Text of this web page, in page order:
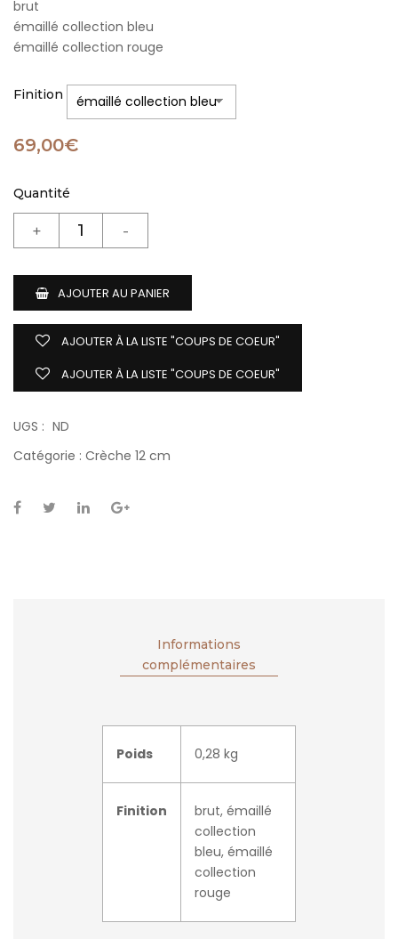
brut
émaillé collection bleu
émaillé collection rouge
Finition
69,00€
Quantité
AJOUTER AU PANIER
AJOUTER À LA LISTE "COUPS DE COEUR"
AJOUTER À LA LISTE "COUPS DE COEUR"
UGS : ND
Catégorie : Crèche 12 cm
Informations
complémentaires
Poids 0,28 kg
Finition
brut, émaillé
collection
bleu, émaillé
collection
rouge